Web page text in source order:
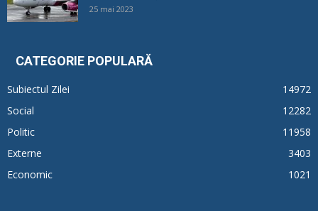
25 mai 2023
CATEGORIE POPULARĂ
Subiectul Zilei
14972
Social
12282
Politic
11958
Externe
3403
Economic
1021